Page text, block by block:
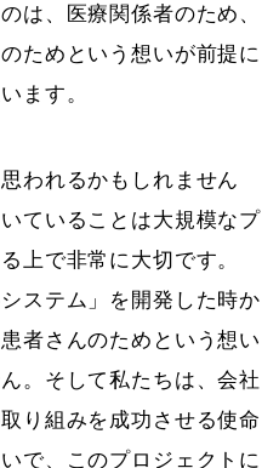
は、医療関係者のため、
ためという想いが前提に
ます。
われるかもしれません
ていることは大規模なプ
上で非常に大切です。
システム」を開発した時か
者さんのためという想い
。そして私たちは、会社
り組みを成功させる使命
で、このプロジェクトに